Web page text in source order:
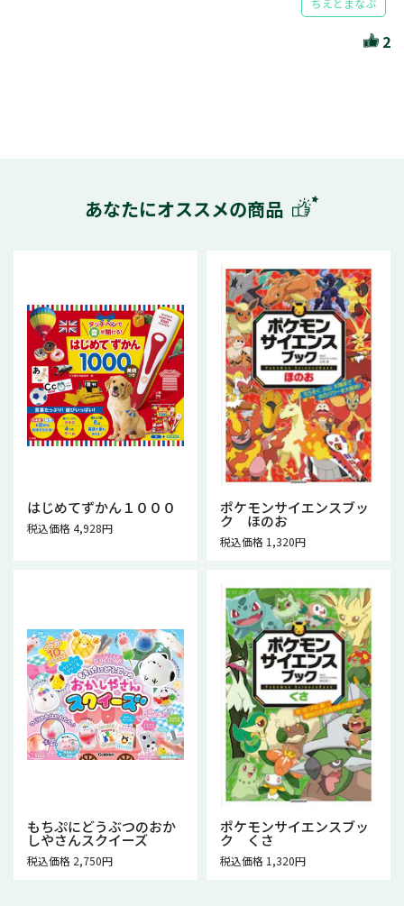
ちえとまなぶ
2
あなたにオススメの商品
はじめてずかん１０００
税込価格 4,928円
ポケモンサイエンスブッ
ク ほのお
税込価格 1,320円
もちぷにどうぶつのおか
しやさんスクイーズ
税込価格 2,750円
ポケモンサイエンスブッ
ク くさ
税込価格 1,320円